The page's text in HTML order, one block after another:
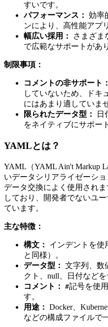
すいです。
パフォーマンス： 効率
ンにより、高性能アプ
幅広い採用：
さまざま
で広範なサポートがあ
制限事項：
コメントの非サポート：
していないため、ドキ
にはあまり適していま
限られたデータ型：
日
をネイティブにサポー
YAMLとは？
YAML（YAML Ain't Markup
いデータシリアライゼーシ
データ交換によく使用され
しており、開発者でないユ
ています。
主な特徴：
構文：
インデントを使
と同様）。
データ型： 文字列、数
クト、null、日付などを
コメント：
#記号を使
す。
用途： Docker、
などの構成ファイルで